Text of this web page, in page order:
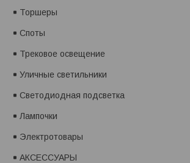
Торшеры
Споты
Трековое освещение
Уличные светильники
Светодиодная подсветка
Лампочки
Электротовары
АКСЕССУАРЫ